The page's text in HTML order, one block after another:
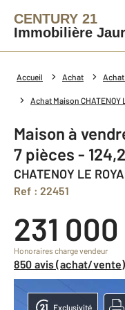
CENTURY 21
Immobilière
Accueil Achat
Achat Maison CHATENOY
Maison à
7 pièces -
CHATENOY LE
Ref : 22451
231
Honoraires charge vendeur
850 avis (achat/
Exclusivité